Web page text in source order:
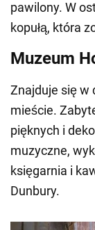
pawilony. W
kopułą, która
Muzeum
Znajduje się w
mieście.
pięknych i
muzyczne,
księgarnia i
Dunbury.